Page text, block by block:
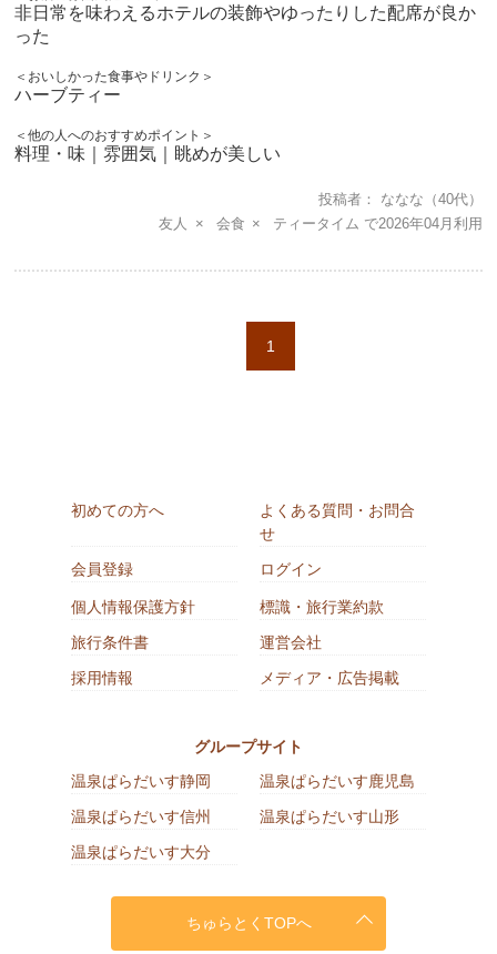
非日常を味わえるホテルの装飾やゆったりした配席が良か
った
＜おいしかった食事やドリンク＞
ハーブティー
＜他の人へのおすすめポイント＞
料理・味｜雰囲気｜眺めが美しい
投稿者 ななな （40代）
友人
会食 ティータイム 2026年04月
1
初めての方へ
よくある質問・お問合
せ
会員登録
ログイン
個人情報保護方針
標識・旅行業約款
旅行条件書
運営会社
採用情報
メディア・広告掲載
グループサイト
温泉ぱらだいす静岡
温泉ぱらだいす鹿児島
温泉ぱらだいす信州
温泉ぱらだいす山形
温泉ぱらだいす大分
ちゅらとくTOPへ